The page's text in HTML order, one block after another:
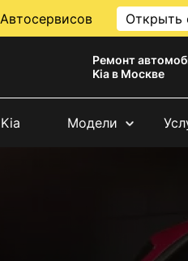
Автосервисов Открыть
Ремонт
Kia в Москве
Модели